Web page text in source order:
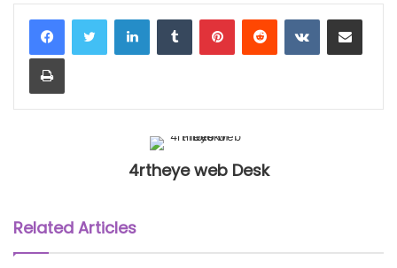
LinkedInTumblr PinterestReddit VKontakteShare via Email
Print
4rtheye web Desk
Related Articles